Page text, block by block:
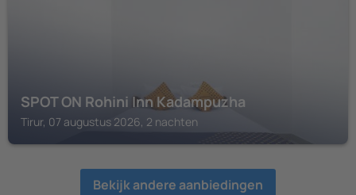
SPOT ON Rohini Inn Kadampuzha
Tirur, 07 augustus 2026, 2 nachten
Bekijk andere aanbiedingen